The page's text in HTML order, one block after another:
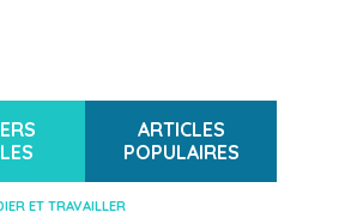
ARTICLES
POPULAIRES
ET TRAVAILLER